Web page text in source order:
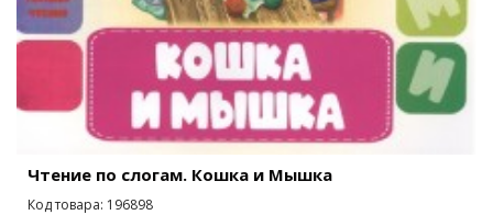
Чтение по слогам. Кошка и Мышка
Код товара: 196898